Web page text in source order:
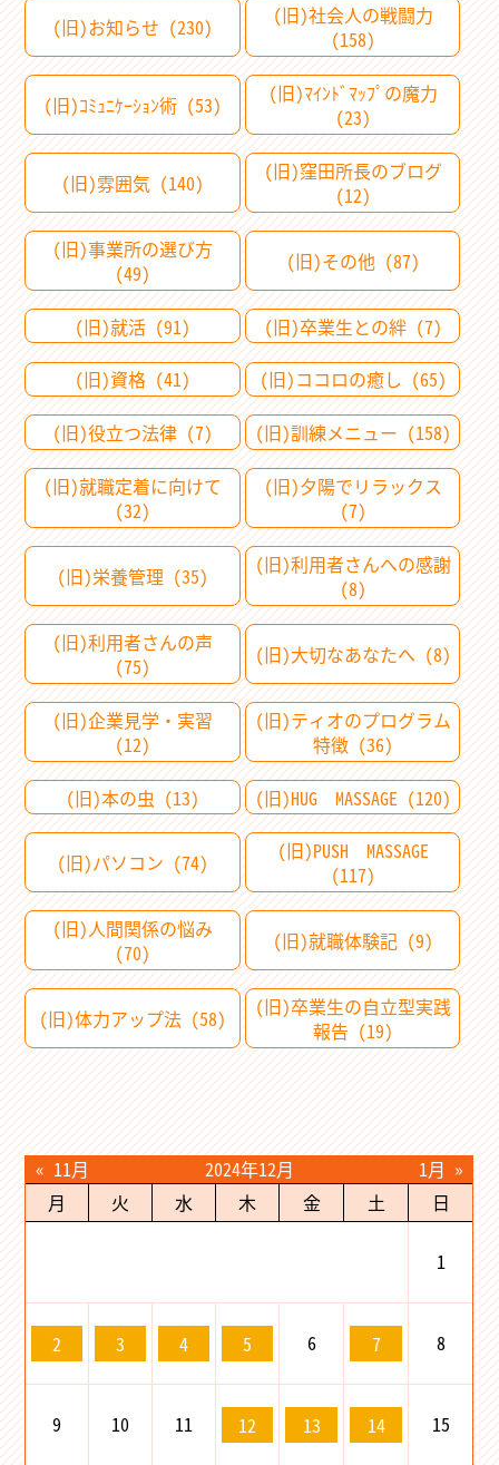
(旧)お知らせ (230)
(旧)社会人の戦闘力
(158)
(旧)ｺﾐｭﾆｹｰｼｮﾝ術 (53)
(旧)ﾏｲﾝﾄﾞﾏｯﾌﾟの魔力
(23)
(旧)雰囲気 (140)
(旧)窪田所長のブログ
(12)
(旧)事業所の選び方
(49)
(旧)その他 (87)
(旧)就活 (91)
(旧)卒業生との絆 (7)
(旧)資格 (41)
(旧)ココロの癒し (65)
(旧)役立つ法律 (7)
(旧)訓練メニュー (158)
(旧)就職定着に向けて
(32)
(旧)夕陽でリラックス
(7)
(旧)栄養管理 (35)
(旧)利用者さんへの感謝
(8)
(旧)利用者さんの声
(75)
(旧)大切なあなたへ (8)
(旧)企業見学・実習
(12)
(旧)ティオのプログラム
特徴 (36)
(旧)本の虫 (13)
(旧)HUG MASSAGE (120)
(旧)パソコン (74)
(旧)PUSH MASSAGE
(117)
(旧)人間関係の悩み
(70)
(旧)就職体験記 (9)
(旧)体力アップ法 (58)
(旧)卒業生の自立型実践
報告 (19)
2024年12月
月
火 水 木 金 土 日
1
2 3 4 5 6 7 8
9 10 11 12 13 14 15
« 11月 1月 »